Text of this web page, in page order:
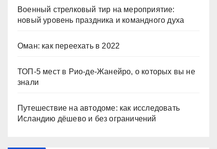
Военный стрелковый тир на мероприятие:
новый уровень праздника и командного духа
Оман: как переехать в 2022
ТОП-5 мест в Рио-де-Жанейро, о которых вы не
знали
Путешествие на автодоме: как исследовать
Исландию дёшево и без ограничений